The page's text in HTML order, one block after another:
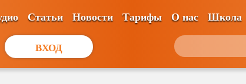
ВХОД
Статьи Новости Тарифы О нас Школа